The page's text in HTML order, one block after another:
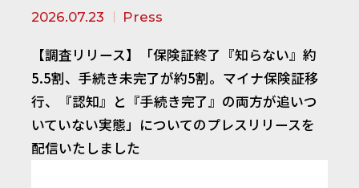
2026.07.23 Press
【調査リリース】「保険証終了『知らない』約
5.5割、手続き未完了が約5割。マイナ保険証移
行、『認知』と『手続き完了』の両方が追いつ
いていない実態」についてのプレスリリースを
配信いたしました